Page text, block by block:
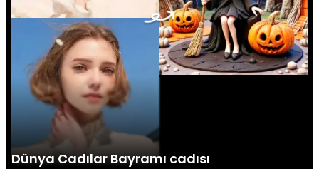
Dünya Cadılar Bayramı cadısı